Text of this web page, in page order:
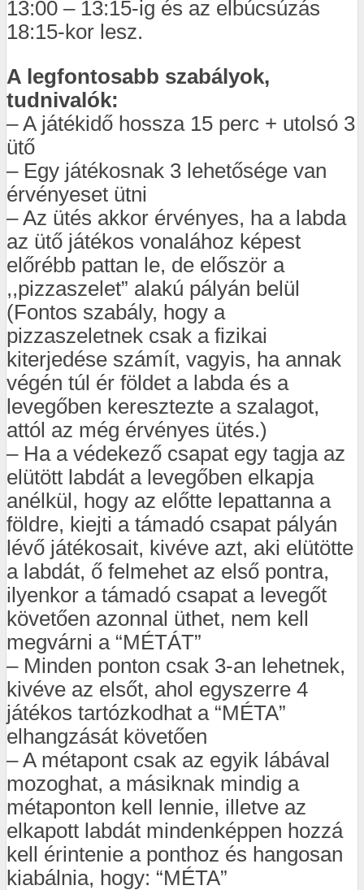
13:00 – 13:15-ig és az elbúcsúzás
18:15-kor lesz.
A legfontosabb szabályok,
tudnivalók:
– A játékidő hossza 15 perc + utolsó 3
ütő
– Egy játékosnak 3 lehetősége van
érvényeset ütni
– Az ütés akkor érvényes, ha a labda
az ütő játékos vonalához képest
előrébb pattan le, de először a
,,pizzaszelet” alakú pályán belül
(Fontos szabály, hogy a
pizzaszeletnek csak a fizikai
kiterjedése számít, vagyis, ha annak
végén túl ér földet a labda és a
levegőben keresztezte a szalagot,
attól az még érvényes ütés.)
– Ha a védekező csapat egy tagja az
elütött labdát a levegőben elkapja
anélkül, hogy az előtte lepattanna a
földre, kiejti a támadó csapat pályán
lévő játékosait, kivéve azt, aki elütötte
a labdát, ő felmehet az első pontra,
ilyenkor a támadó csapat a levegőt
követően azonnal üthet, nem kell
megvárni a “MÉTÁT”
– Minden ponton csak 3-an lehetnek,
kivéve az elsőt, ahol egyszerre 4
játékos tartózkodhat a “MÉTA”
elhangzását követően
– A métapont csak az egyik lábával
mozoghat, a másiknak mindig a
métaponton kell lennie, illetve az
elkapott labdát mindenképpen hozzá
kell érintenie a ponthoz és hangosan
kiabálnia, hogy: “MÉTA”